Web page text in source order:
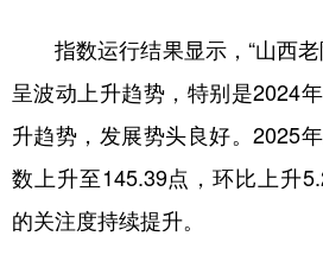
English Español
Русский язык
指数运行结果显示，“山西老
呈波动上升趋势，特别是2024
升趋势，发展势头良好。2025
数上升至145.39点，环比上升
的关注度持续提升。